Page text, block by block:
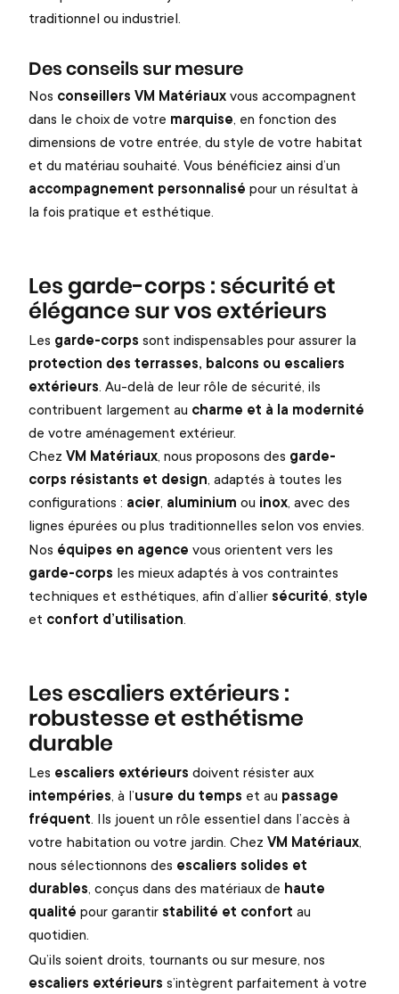
traditionnel ou industriel.
Des conseils sur mesure
Nos conseillers VM Matériauxvous accompagnent
dans le choix de votre marquise, en fonction des
dimensions de votre entrée, du style de votre habitat
et du matériau souhaité. Vous bénéficiez ainsi d’un
accompagnement personnalisé pour un résultat à
la fois pratique et esthétique.
Les garde-corps : sécurité et
élégance sur vos extérieurs
Les garde-corps sont indispensables pour assurer la
protection des terrasses, balcons ou escaliers
extérieurs. Au-delà de leur rôle de sécurité, ils
contribuent largement au charme et à la modernité
de votre aménagement extérieur.
Chez VM Matériaux, nous proposons des garde-
corps résistants et design, adaptés à toutes les
configurations : acier, aluminium ou inox, avec des
lignes épurées ou plus traditionnelles selon vos envies.
Nos équipes en agence vous orientent vers les
garde-corps les mieux adaptés à vos contraintes
techniques et esthétiques, afin d’allier sécurité, style
et confort d’utilisation.
Les escaliers extérieurs :
robustesse et esthétisme
durable
Les escaliers extérieurs doivent résister aux
intempéries, à l’usure du temps et au passage
fréquent. Ils jouent un rôle essentiel dans l’accès à
votre habitation ou votre jardin. Chez VM Matériaux,
nous sélectionnons des escaliers solides et
durables, conçus dans des matériaux de haute
qualité pour garantir stabilité et confort au
quotidien.
Qu’ils soient droits, tournants ou sur mesure, nos
escaliers extérieurs s’intègrent parfaitement à votre